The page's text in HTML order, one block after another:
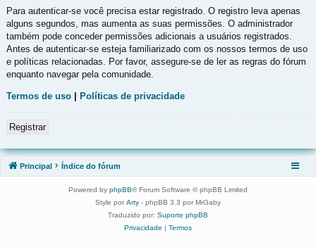
Para autenticar-se você precisa estar registrado. O registro leva apenas
alguns segundos, mas aumenta as suas permissões. O administrador
também pode conceder permissões adicionais a usuários registrados.
Antes de autenticar-se esteja familiarizado com os nossos termos de uso
e políticas relacionadas. Por favor, assegure-se de ler as regras do fórum
enquanto navegar pela comunidade.
Termos de uso Políticas de privacidade
Registrar
Principal Índice do fórum
Powered by phpBB® Forum Software © phpBB Limited
Style por Arty - phpBB 3.3 por MrGaby
Traduzido por: Suporte phpBB
Privacidade | Termos